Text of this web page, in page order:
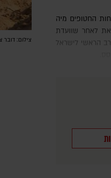
זאת לאחר שוועדת
הראשי לישראל
צילום: דובר